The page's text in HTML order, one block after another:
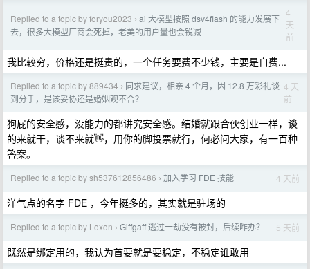
Replied to a topic by foryou2023 › ai 大模型按照 dsv4flash 的能力发展下
去，很多大模型厂商会死掉，老美的用户量也会锐减
4
天
前
我比较穷，价格还是挺贵的，一个任务要费不少钱，主要是自费...
Replied to a topic by 889434 › 同求建议，相亲 4 个月，因 12.8 万彩礼谈
到分手，是该妥协还是婚姻观不合？
4 天
前
狗屁的安全感，没能力的都讲究安全感。结婚就跟合伙创业一样，谈
的来就干，谈不来就👋，用你的脚投票就行，何必问大家，有一百种
答案。
Replied to a topic by sh537612856486 › 加入学习 FDE 技能 4 天前
洋气点的名字 FDE ，今年挺多的，其实就是驻场的
Replied to a topic by Loxon › Giffgaff 逃过一劫没有被封，后续咋办？ 5 天前
既然是绑定用的，我认为首要就是要稳定，不稳定谁敢用